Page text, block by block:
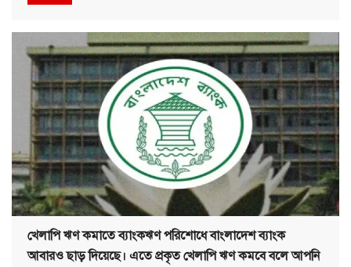
খেলাপি ঋণ কমাতে ব্যাংকঋণ পরিশোধে বাংলাদেশ ব্যাংক
আবারও ছাড় দিয়েছে। এতে প্রকৃত খেলাপি ঋণ কমবে বলে আপনি